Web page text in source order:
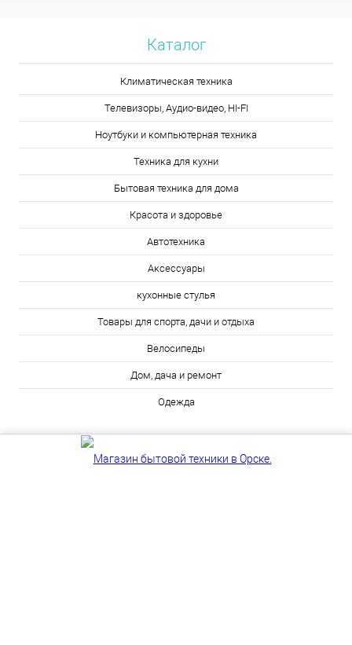
Каталог
Климатическая техника
Телевизоры, Аудио-видео, HI-FI
Ноутбуки и компьютерная техника
Техника для кухни
Бытовая техника для дома
Красота и здоровье
Автотехника
Аксессуары
кухонные стулья
Товары для спорта, дачи и отдыха
Велосипеды
Дом, дача и ремонт
Одежда